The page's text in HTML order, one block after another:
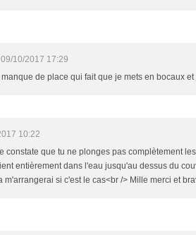
09/10/2017 17:29
manque de place qui fait que je mets en bocaux
10:22
constate que tu ne plonges pas complètement
entièrement dans l'eau jusqu'au dessus du
m'arrangerai si c'est le cas<br /> Mille merci et